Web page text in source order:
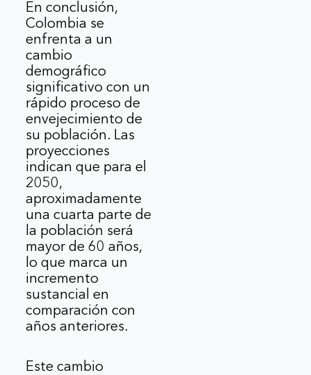
En conclusión,
Colombia se
enfrenta a un
cambio
demográfico
significativo con un
rápido proceso de
envejecimiento de
su población. Las
proyecciones
indican que para el
2050,
aproximadamente
una cuarta parte de
la población será
mayor de 60 años,
lo que marca un
incremento
sustancial en
comparación con
años anteriores.
Este cambio